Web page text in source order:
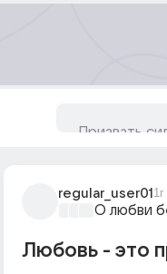
regular_user01 1г
О любви
Любовь - это